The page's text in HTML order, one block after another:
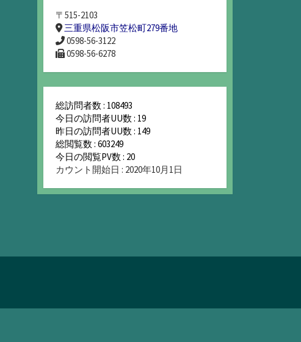
〒515-2103
三重県松阪市笠松町279番地
0598-56-3122
0598-56-6278
総訪問者数 : 108493
今日の訪問者UU数 : 19
昨日の訪問者UU数 : 149
総閲覧数 : 603249
今日の閲覧PV数 : 20
カウント開始日 : 2020年10月1日